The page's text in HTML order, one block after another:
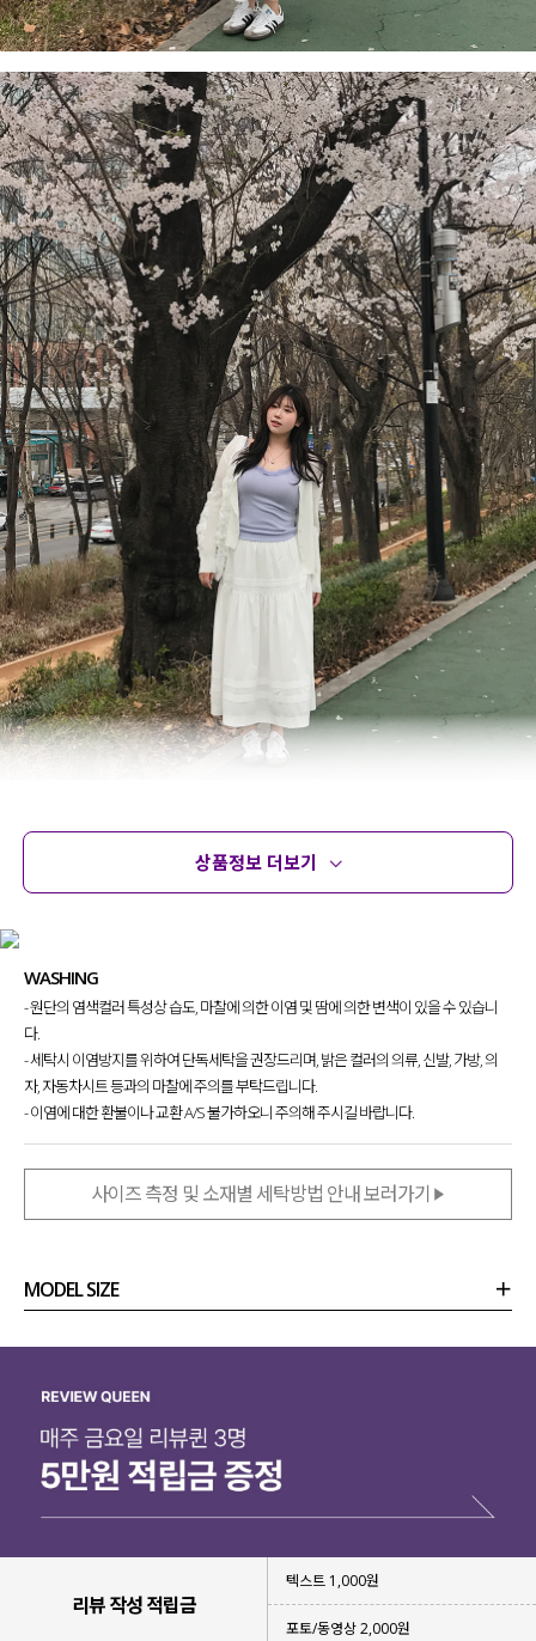
상품정보 더보기
WASHING
- 원단의 염색컬러 특성상 습도, 마찰에 의한 이염 및 땀에 의한 변색이 있을 수 있습니
다.
- 세탁시 이염방지를 위하여 단독세탁을 권장드리며, 밝은 컬러의 의류, 신발, 가방, 의
자, 자동차시트 등과의 마찰에 주의를 부탁드립니다.
- 이염에 대한 환불이나 교환 A/S 불가하오니 주의해 주시길 바랍니다.
사이즈 측정 및 소재별 세탁방법 안내 보러가기
MODEL SIZE
리뷰 작성 적립금
텍스트 1,000원
포토/동영상 2,000원